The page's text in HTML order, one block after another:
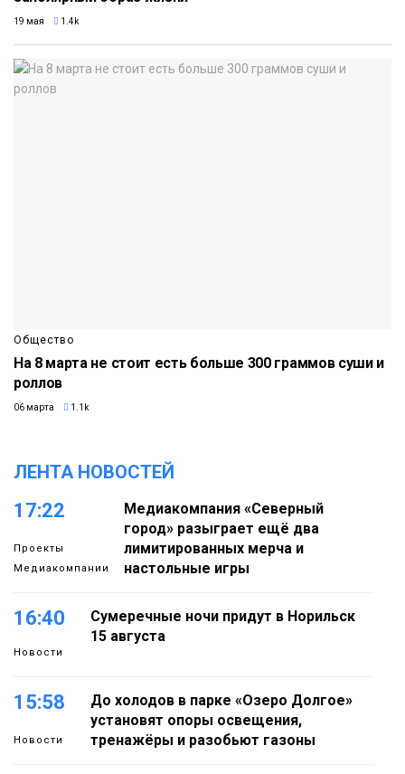
19 мая 1.4k
Общество
На 8 марта не стоит есть больше 300 граммов суши и
роллов
06 марта 1.1k
ЛЕНТА НОВОСТЕЙ
17:22
Проекты
Медиакомпании
Медиакомпания «Северный
город» разыграет ещё два
лимитированных мерча и
настольные игры
16:40
Новости
Сумеречные ночи придут в Норильск
15 августа
15:58
Новости
До холодов в парке «Озеро Долгое»
установят опоры освещения,
тренажёры и разобьют газоны